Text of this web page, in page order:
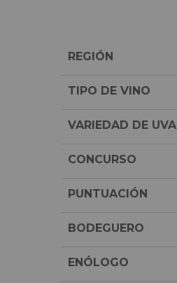
REGIÓN
TIPO DE VINO
VARIEDAD DE UVA
CONCURSO
PUNTUACIÓN
BODEGUERO
ENÓLOGO